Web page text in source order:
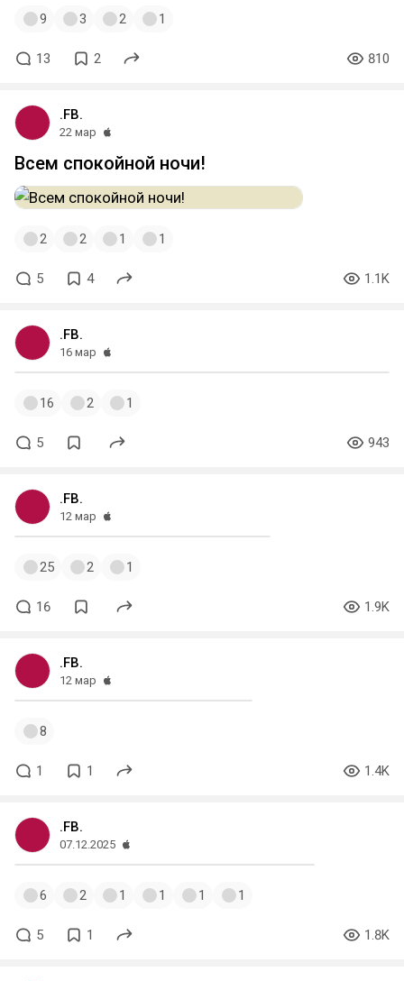
9 3 2 1
13 2 810
.FB.
22 мар
Всем спокойной ночи!
2 2 1 1
5 4 1.1K
.FB.
16 мар
16 2 1
5 943
.FB.
12 мар
25 2 1
16 1.9K
.FB.
12 мар
8
1 1 1.4K
.FB.
07.12.2025
6 2 1 1 1 1
5 1 1.8K